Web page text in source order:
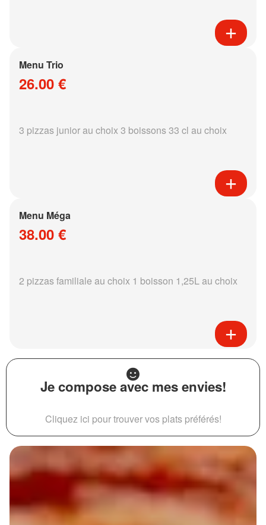
Menu Trio
26.00 €
3 pizzas junior au choix 3 boissons 33 cl au choix
Menu Méga
38.00 €
2 pizzas familiale au choix 1 boisson 1,25L au choix
Je compose avec mes envies!
Cliquez ici pour trouver vos plats préférés!